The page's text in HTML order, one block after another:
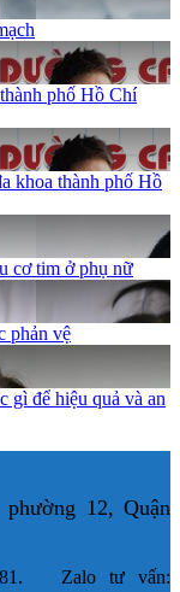
phố Hồ Chí
khoa thành phố Hồ
cơ tim ở phụ nữ
phản vệ
gì để hiệu quả và an
12, Quận
Zalo tư vấn: